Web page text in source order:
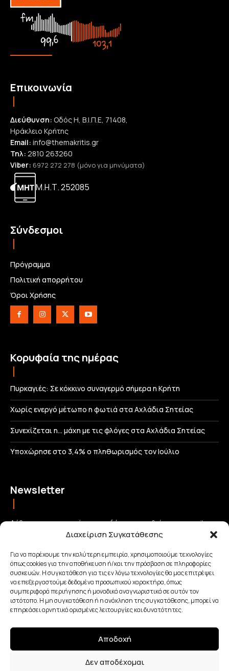
Διαχείριση Συγκατάθεσης
Για να παρέχουμε την καλύτερη εμπειρία, χρησιμοποιούμε τεχνολογίες
όπως cookies για την αποθήκευση ή/και την πρόσβαση σε πληροφορίες
συσκευών. Η συγκατάθεση για τις εν λόγω τεχνολογίες θα μας επιτρέψει
να επεξεργαστούμε δεδομένα προσωπικού χαρακτήρα, όπως
συμπεριφορά περιήγησης ή μοναδικά αναγνωριστικά σε αυτόν τον
ιστότοπο. Η μη συγκατάθεση ή η ανάκληση της συγκατάθεσης, μπορεί να
επηρεάσει αρνητικά ορισμένες λειτουργίες και δυνατότητες.
Αποδοχή
Δεν αποδέχομαι
Επικοινωνία
Διεύθυνση: Οδός Η, Β.Ι.Π.Ε, 71408,
Ηράκλειο Κρήτης
Email: info@themakritis.gr
Τηλ: 2810 263260
Viber: 6972 272 278 (μόνο για μηνύματα)
Μ.Η.Τ. 252085
Σύνδεσμοι
Πρόγραμμα
Πολιτική απορρήτου
Όροι Χρήσης
Κορυφαία της ημέρας
Πυρκαγιές: Σε κόκκινο συναγερμό σήμερα η Κρήτη
Χωρίς ενεργό μέτωπο η φωτιά στα Αχλάδια Σητείας
Συνεχίζεται η… μάχη με τις φλόγες στα Αχλάδια Σητείας
Υποχώρησε στο 3,4% ο πληθωρισμός τον Ιούλιο
Newsletter
Λάβετε τις σημαντικότερες ειδήσεις απευθείας στο email σας
και μείνετε πάντα συνδεδεμένοι με την Κρήτη!
ΕΓΓΡΑΦΗ
Έχω διαβάσει και αποδέχομαι την Πολιτική απορρήτου.
Made with Love By